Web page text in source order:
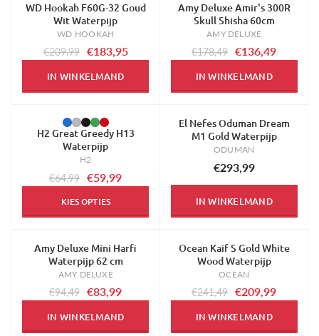
-12%
WD Hookah F60G-32 Goud
Wit Waterpijp
WD HOOKAH
€209,99 €183,95
IN WINKELMAND
-24%
Amy Deluxe Amir's 300R
Skull Shisha 60cm
AMY DELUXE
€178,49 €136,49
IN WINKELMAND
H2 Great Greedy H13
Waterpijp
H2
€64,99 €59,99
KIES OPTIES
El Nefes Oduman Dream
M1 Gold Waterpijp
ODUMAN
€293,99
IN WINKELMAND
-11%
Amy Deluxe Mini Harfi
Waterpijp 62 cm
AMY DELUXE
€94,49 €83,99
IN WINKELMAND
-13%
Ocean Kaif S Gold White
Wood Waterpijp
OCEAN
€241,49 €209,99
IN WINKELMAND